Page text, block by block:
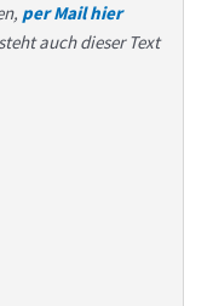
per Mail hier
auch dieser Text